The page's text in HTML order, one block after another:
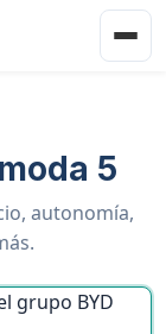
5
autonomía,